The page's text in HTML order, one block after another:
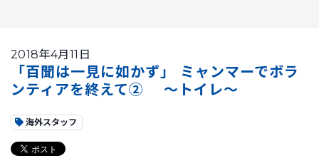
2018年4月11日
「百聞は一見に如かず」 ミャンマーでボラ
ンティアを終えて② ～トイレ～
海外スタッフ